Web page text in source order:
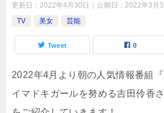
更新日： 2022年4月30日 公開日： 2022年3月
TV
美女 芸能
Tweet 0
2022年4月より朝の人気情報番組
イマドキガールを努める吉田伶香